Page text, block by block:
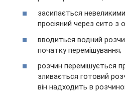
засипається
просіяний через сито
вводиться водний
початку перемішування;
розчин перемішується
зливається готовий
він надходить в